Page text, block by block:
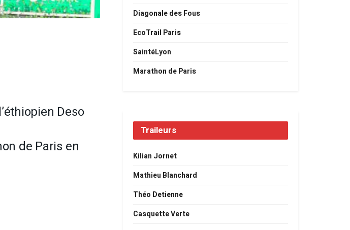
Deso
de Paris en
Diagonale des Fous
EcoTrail Paris
SaintéLyon
Marathon de Paris
Traileurs
Kilian Jornet
Mathieu Blanchard
Théo Detienne
Casquette Verte